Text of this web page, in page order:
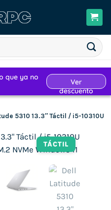
5310 13.3″ Táctil / i5-10310U /
TÁCTIL